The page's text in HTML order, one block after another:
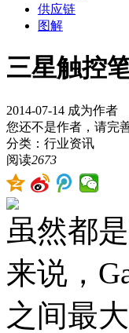
供应链
图解
三星触控
2014-07-14 成为作者
您还不是作者，请完
分类：行业资讯
阅读2673
虽然都
来说，
之间最